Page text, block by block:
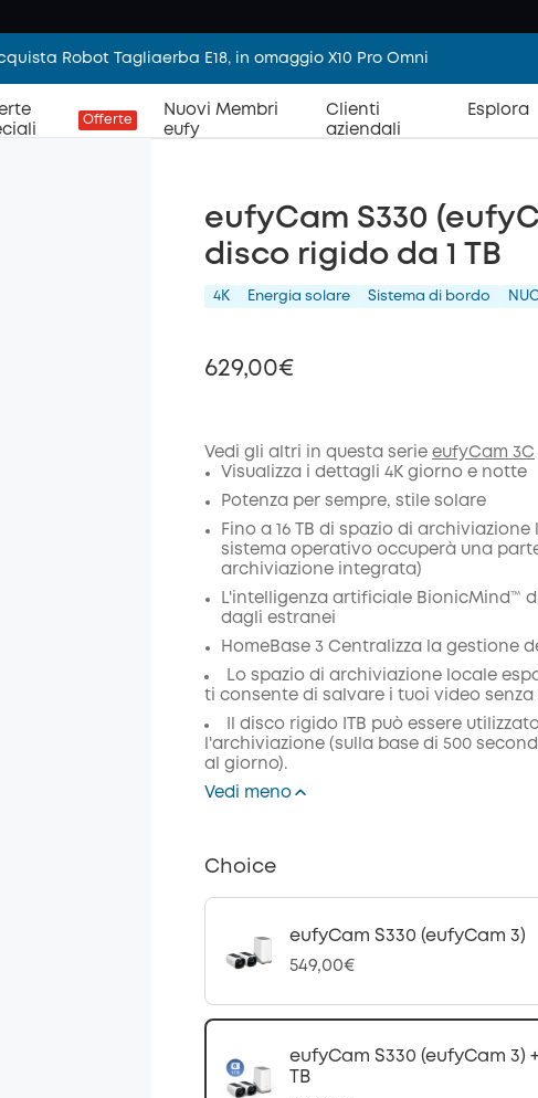
Robot Tagliaerba E18, in omaggio X10 Pro Omni
Offerte
Nuovi Membri
eufy
Clienti
aziendali
Esplora
eufyCam S330
disco rigido da 1 TB
4K Energia solare Sistema di bordo
629,00€
di sconto
Codice:
Vedi gli altri in questa serie eufyCam 3C
Visualizza i dettagli 4K giorno e notte
Potenza per sempre, stile solare
Fino a 16 TB di spazio di archiviazione
sistema operativo occuperà una
archiviazione integrata)
L'intelligenza artificiale BionicMind™
dagli estranei
HomeBase 3 Centralizza la gestione
Lo spazio di archiviazione locale
ti consente di salvare i tuoi video
Il disco rigido ITB può essere
l'archiviazione (sulla base di 500
al giorno).
Vedi meno
Choice
eufyCam S330 (eufyCam 3)
549,00€
eufyCam S330 (eufyCam 3)
TB